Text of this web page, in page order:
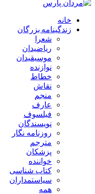
خانه
زندگینامه بزرگان
شعرا
ریاضیدان
موسیقیدان
نوازنده
خطاط
نقاش
منجم
عارف
فیلسوف
نویسندگان
روزنامه نگار
مترجم
پزشکان
خواننده
کتاب شناسی
سیاستمداران
همه